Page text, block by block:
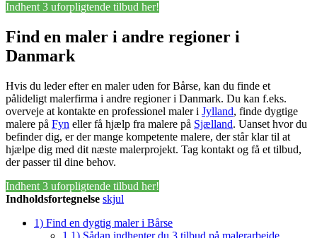
Indhent 3 uforpligtende tilbud her!
Find en maler i andre regioner i
Danmark
Hvis du leder efter en maler uden for Bårse, kan du finde et
pålideligt malerfirma i andre regioner i Danmark. Du kan f.eks.
overveje at kontakte en professionel maler i Jylland, finde dygtige
malere på Fyn eller få hjælp fra malere på Sjælland. Uanset hvor du
befinder dig, er der mange kompetente malere, der står klar til at
hjælpe dig med dit næste malerprojekt. Tag kontakt og få et tilbud,
der passer til dine behov.
Indhent 3 uforpligtende tilbud her!
Indholdsfortegnelse skjul
1) Find en dygtig maler i Bårse
1.1) Sådan indhenter du 3 tilbud på malerarbejde